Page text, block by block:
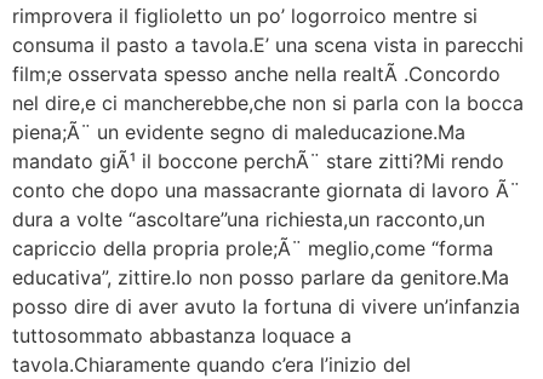
rimprovera il figlioletto un po’ logorroico mentre si
consuma il pasto a tavola.E’ una scena vista in parecchi
film;e osservata spesso anche nella realtÃ .Concordo
nel dire,e ci mancherebbe,che non si parla con la bocca
piena;Ã¨ un evidente segno di maleducazione.Ma
mandato giÃ¹ il boccone perchÃ¨ stare zitti?Mi rendo
conto che dopo una massacrante giornata di lavoro Ã¨
dura a volte “ascoltare”una richiesta,un racconto,un
capriccio della propria prole;Ã¨ meglio,come “forma
educativa”, zittire.Io non posso parlare da genitore.Ma
posso dire di aver avuto la fortuna di vivere un’infanzia
tuttosommato abbastanza loquace a
tavola.Chiaramente quando c’era l’inizio del